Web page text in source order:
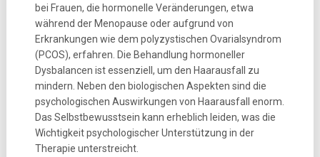
bei Frauen, die hormonelle Veränderungen, etwa
während der Menopause oder aufgrund von
Erkrankungen wie dem polyzystischen Ovarialsyndrom
(PCOS), erfahren. Die Behandlung hormoneller
Dysbalancen ist essenziell, um den Haarausfall zu
mindern. Neben den biologischen Aspekten sind die
psychologischen Auswirkungen von Haarausfall enorm.
Das Selbstbewusstsein kann erheblich leiden, was die
Wichtigkeit psychologischer Unterstützung in der
Therapie unterstreicht.